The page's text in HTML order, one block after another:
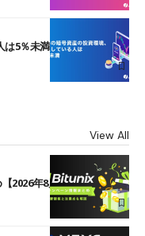
は5％未満
View All
2026年8月最新】